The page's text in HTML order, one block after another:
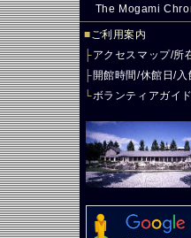
The Mogami
■ご利用案内
├アクセスマップ/所
├開館時間/休館日/入
└ボランティアガイド